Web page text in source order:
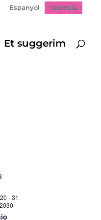
Espanyol Valencià
Et suggerim
-31